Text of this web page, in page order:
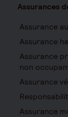
Assurances
Assurance
Assurance
Assurance
non
Assurance
Assurance